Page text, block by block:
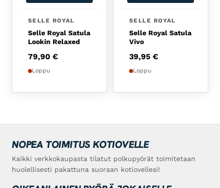
SELLE ROYAL
Selle Royal Satula
Lookin Relaxed
79,90 €
Loppu
SELLE ROYAL
Selle Royal Satula
Vivo
39,95 €
Loppu
NOPEA TOIMITUS KOTIOVELLE
Kaikki verkkokaupasta tilatut polkupyörät toimitetaan
huolellisesti pakattuna suoraan kotiovellesi!